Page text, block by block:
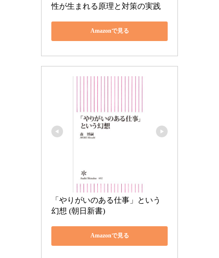
性が生まれる原理と対策の実践
Amazonで見る
「やりがいのある仕事」という
幻想 (朝日新書)
Amazonで見る